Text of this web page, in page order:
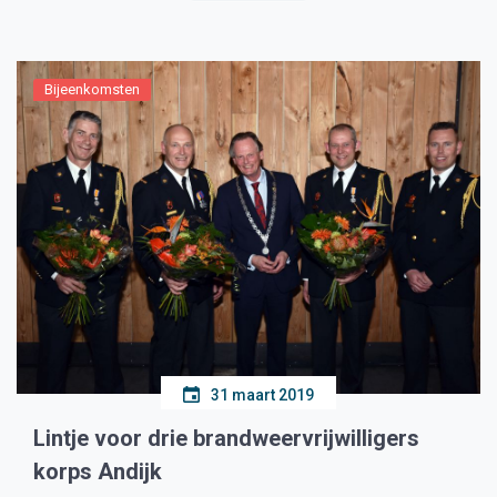
Bijeenkomsten
31 maart 2019
Lintje voor drie brandweervrijwilligers
korps Andijk